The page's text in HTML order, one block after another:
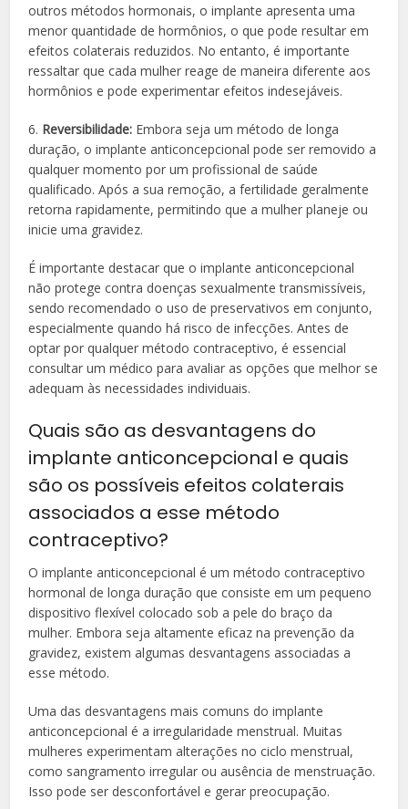
outros métodos hormonais, o implante apresenta uma
menor quantidade de hormônios, o que pode resultar em
efeitos colaterais reduzidos. No entanto, é importante
ressaltar que cada mulher reage de maneira diferente aos
hormônios e pode experimentar efeitos indesejáveis.
6. Reversibilidade: Embora seja um método de longa
duração, o implante anticoncepcional pode ser removido a
qualquer momento por um profissional de saúde
qualificado. Após a sua remoção, a fertilidade geralmente
retorna rapidamente, permitindo que a mulher planeje ou
inicie uma gravidez.
É importante destacar que o implante anticoncepcional
não protege contra doenças sexualmente transmissíveis,
sendo recomendado o uso de preservativos em conjunto,
especialmente quando há risco de infecções. Antes de
optar por qualquer método contraceptivo, é essencial
consultar um médico para avaliar as opções que melhor se
adequam às necessidades individuais.
Quais são as desvantagens do
implante anticoncepcional e quais
são os possíveis efeitos colaterais
associados a esse método
contraceptivo?
O implante anticoncepcional é um método contraceptivo
hormonal de longa duração que consiste em um pequeno
dispositivo flexível colocado sob a pele do braço da
mulher. Embora seja altamente eficaz na prevenção da
gravidez, existem algumas desvantagens associadas a
esse método.
Uma das desvantagens mais comuns do implante
anticoncepcional é a irregularidade menstrual. Muitas
mulheres experimentam alterações no ciclo menstrual,
como sangramento irregular ou ausência de menstruação.
Isso pode ser desconfortável e gerar preocupação.